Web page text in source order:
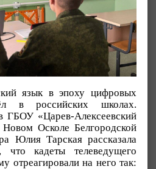
язык в эпоху цифровых
в российских школах.
ГБОУ «Царев-Алексеевский
Новом Осколе Белгородской
Юлия Тарская рассказала
, что кадеты телеведущего
отреагировали на него так: